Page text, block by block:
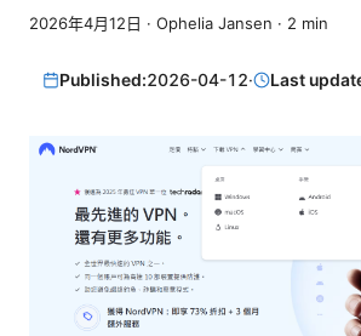
2026年4月12日 · Ophelia Jansen · 2 min
Published:2026-04-12· Last